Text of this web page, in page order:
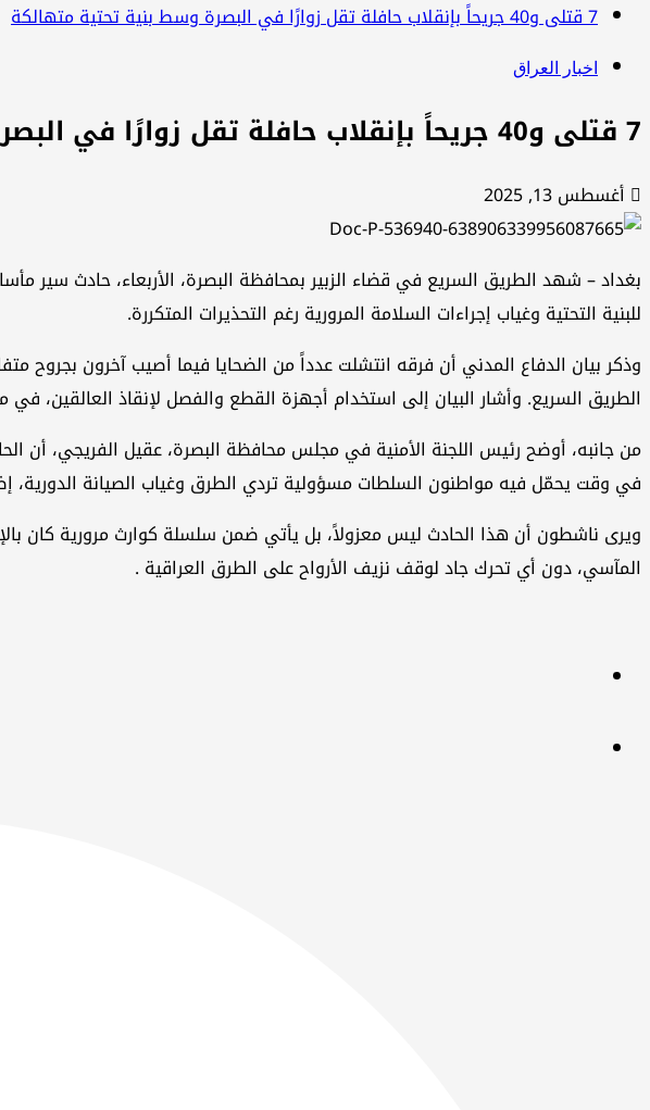
7 قتلى و40 جريحاً بإنقلاب حافلة تقل زوارًا في البصرة وسط بنية تحتية متهالكة
اخبار العراق
7 قتلى و40 جريحاً بإنقلاب حافلة تقل زوارًا في البصرة وسط بنية تحتية متهالكة
أغسطس 13, 2025
بغداد – شهد الطريق السريع في قضاء الزبير بمحافظة البصرة، الأربعاء، حادث سير
للبنية التحتية وغياب إجراءات السلامة المرورية رغم التحذيرات المتكررة.
وذكر بيان الدفاع المدني أن فرقه انتشلت عدداً من الضحايا فيما أصيب آخرون بجروح
الطريق السريع. وأشار البيان إلى استخدام أجهزة القطع والفصل لإنقاذ
في وقت يحمّل فيه مواطنون السلطات مسؤولية تردي الطرق وغياب الصيانة الدورية،
ويرى ناشطون أن هذا الحادث ليس معزولاً، بل يأتي ضمن سلسلة كوارث مرورية كان
المآسي، دون أي تحرك جاد لوقف نزيف الأرواح على الطرق العراقية .